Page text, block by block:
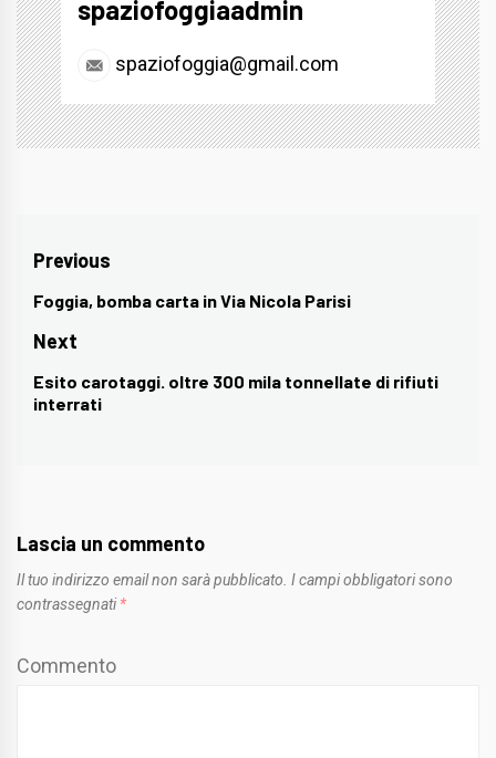
spaziofoggiaadmin
spaziofoggia@gmail.com
Navigazione
articoli
Previous
Previous
post:
Foggia, bomba carta in Via Nicola Parisi
Next
Next
post:
Esito carotaggi. oltre 300 mila tonnellate di rifiuti
interrati
Lascia un commento
Il tuo indirizzo email non sarà pubblicato. I campi obbligatori sono
contrassegnati *
Commento